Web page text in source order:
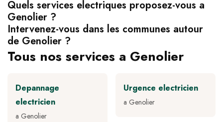
Quels services electriques proposez-vous a
Genolier ?
Intervenez-vous dans les communes autour
de Genolier ?
Tous nos services a Genolier
Depannage
electricien
a Genolier
Urgence electricien
a Genolier